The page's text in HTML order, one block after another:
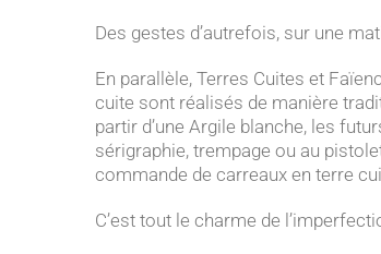
Des gestes d’autrefois, sur une
En parallèle, Terres Cuites et
cuite sont réalisés de manière
partir d’une Argile blanche, les
sérigraphie, trempage ou au
commande de carreaux en terre
C’est tout le charme de